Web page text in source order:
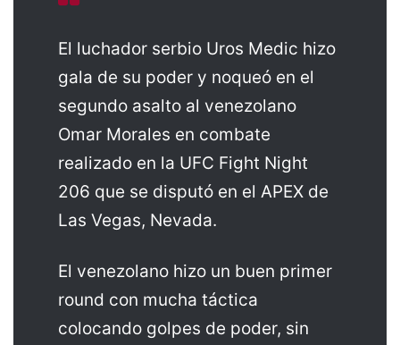
El luchador serbio Uros Medic hizo
gala de su poder y noqueó en el
segundo asalto al venezolano
Omar Morales en combate
realizado en la UFC Fight Night
206 que se disputó en el APEX de
Las Vegas, Nevada.
El venezolano hizo un buen primer
round con mucha táctica
colocando golpes de poder, sin